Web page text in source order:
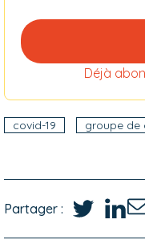
Déjà
covid-19 groupe de
Partager :